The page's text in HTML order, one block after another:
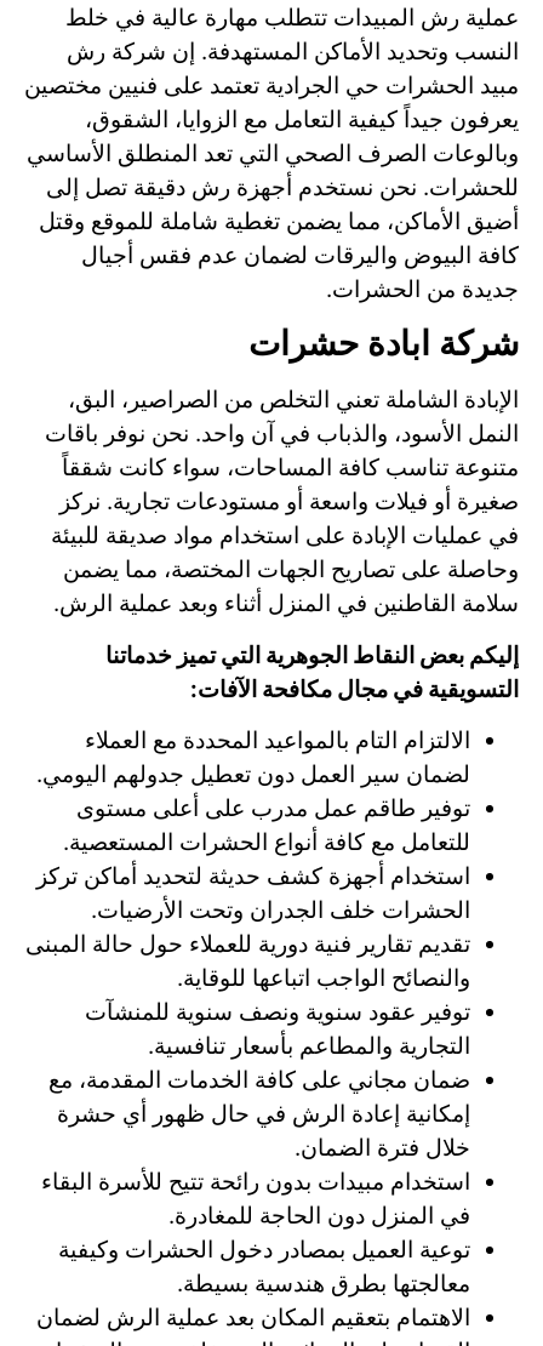
عملية رش المبيدات تتطلب مهارة عالية في خلط
النسب وتحديد الأماكن المستهدفة. إن شركة رش
مبيد الحشرات حي الجرادية تعتمد على فنيين مختصين
يعرفون جيداً كيفية التعامل مع الزوايا، الشقوق،
وبالوعات الصرف الصحي التي تعد المنطلق الأساسي
للحشرات. نحن نستخدم أجهزة رش دقيقة تصل إلى
أضيق الأماكن، مما يضمن تغطية شاملة للموقع وقتل
كافة البيوض واليرقات لضمان عدم فقس أجيال
جديدة من الحشرات.
شركة ابادة حشرات
الإبادة الشاملة تعني التخلص من الصراصير، البق،
النمل الأسود، والذباب في آن واحد. نحن نوفر باقات
متنوعة تناسب كافة المساحات، سواء كانت شققاً
صغيرة أو فيلات واسعة أو مستودعات تجارية. نركز
في عمليات الإبادة على استخدام مواد صديقة للبيئة
وحاصلة على تصاريح الجهات المختصة، مما يضمن
سلامة القاطنين في المنزل أثناء وبعد عملية الرش.
إليكم بعض النقاط الجوهرية التي تميز خدماتنا
التسويقية في مجال مكافحة الآفات:
الالتزام التام بالمواعيد المحددة مع العملاء
لضمان سير العمل دون تعطيل جدولهم اليومي.
توفير طاقم عمل مدرب على أعلى مستوى
للتعامل مع كافة أنواع الحشرات المستعصية.
استخدام أجهزة كشف حديثة لتحديد أماكن تركز
الحشرات خلف الجدران وتحت الأرضيات.
تقديم تقارير فنية دورية للعملاء حول حالة المبنى
والنصائح الواجب اتباعها للوقاية.
توفير عقود سنوية ونصف سنوية للمنشآت
التجارية والمطاعم بأسعار تنافسية.
ضمان مجاني على كافة الخدمات المقدمة، مع
إمكانية إعادة الرش في حال ظهور أي حشرة
خلال فترة الضمان.
استخدام مبيدات بدون رائحة تتيح للأسرة البقاء
في المنزل دون الحاجة للمغادرة.
توعية العميل بمصادر دخول الحشرات وكيفية
معالجتها بطرق هندسية بسيطة.
الاهتمام بتعقيم المكان بعد عملية الرش لضمان